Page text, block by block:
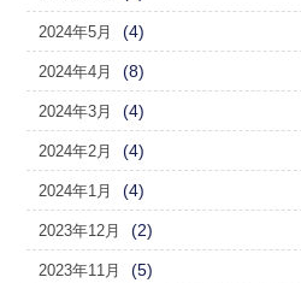
2024年5月 (4)
2024年4月 (8)
2024年3月 (4)
2024年2月 (4)
2024年1月 (4)
2023年12月 (2)
2023年11月 (5)